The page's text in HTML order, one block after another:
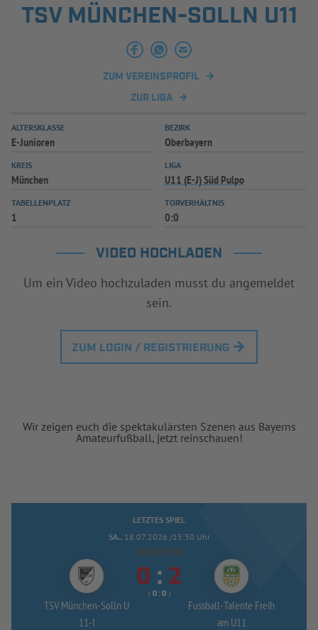
INFOTHEK SPIELPLUS
TSV MÜNCHEN-SOLLN U11
ZUM VEREINSPROFIL
ZUR LIGA
ALTERSKLASSE
E-Junioren
BEZIRK
Oberbayern
KREIS
München
LIGA
U11 (E-J) Süd Pulpo
TABELLENPLATZ
1
TORVERHÄLTNIS
0:0
VIDEO HOCHLADEN
Um ein Video hochzuladen musst du angemeldet
sein.
ZUM LOGIN / REGISTRIERUNG
Wir zeigen euch die spektakulärsten Szenen aus Bayerns
Amateurfußball, jetzt reinschauen!
LETZTES SPIEL
SA.. 18.07.2026 /15:30 Uhr
ABPFIFF
TSV München-Solln U
11-I
 : 
( :  )
Fussball-Talente Freih
am U11